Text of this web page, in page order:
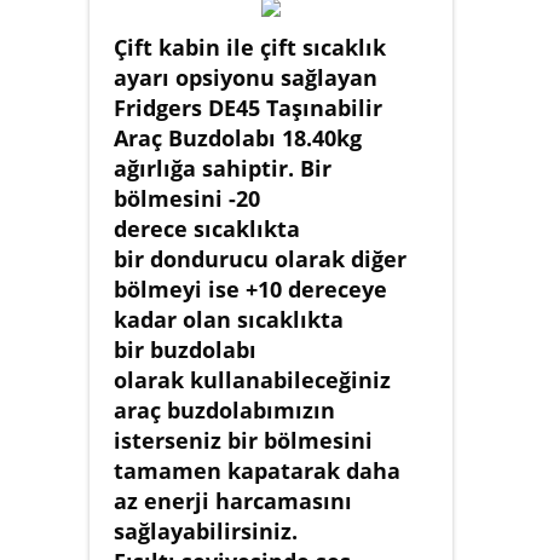
Çift kabin ile çift sıcaklık
ayarı opsiyonu sağlayan
Fridgers DE45 Taşınabilir
Araç Buzdolabı 18.40kg
ağırlığa sahiptir. Bir
bölmesini -20
derece sıcaklıkta
bir dondurucu olarak diğer
bölmeyi ise +10 dereceye
kadar olan sıcaklıkta
bir buzdolabı
olarak kullanabileceğiniz
araç buzdolabımızın
isterseniz bir bölmesini
tamamen kapatarak daha
az enerji harcamasını
sağlayabilirsiniz.